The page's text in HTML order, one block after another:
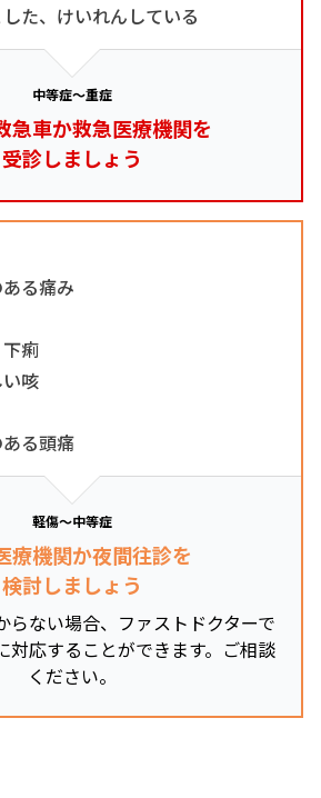
た、けいれんしている
中等症～重症
急車か救急医療機関を
受診しましょう
る痛み
痢
咳
る頭痛
軽傷～中等症
療機関か夜間往診を
検討しましょう
らない場合、ファストドクターで
対応することができます。ご相談
ください。